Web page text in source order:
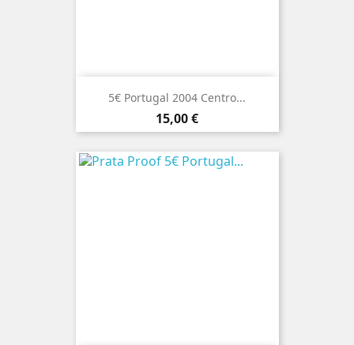
5€ Portugal 2004 Centro...
Preço
15,00 €